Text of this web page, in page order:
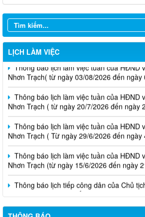
LỊCH LÀM VIỆC
Thông báo lịch làm việc tuần của HĐND
Nhơn Trạch( từ ngày 03/08/2026 đến ngày
Thông báo lịch làm việc tuần của HĐND
Nhơn Trạch ( từ ngày 20/7/2026 đến ngày
Thông báo lịch làm việc tuần của HĐND
Nhơn Trạch ( Từ ngày 29/6/2026 đến ngày
Thông báo lịch làm việc tuần của HĐND
Nhơn Trạch (từ ngày 15/6/2026 đến ngày
Thông báo lịch tiếp công dân của Chủ
phường tại các khu phố trên địa bàn
2026